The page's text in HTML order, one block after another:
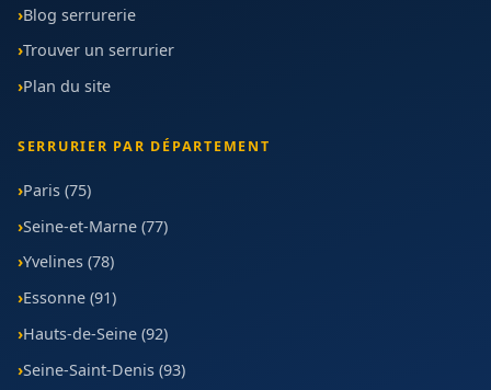
Blog serrurerie
Trouver un serrurier
Plan du site
SERRURIER PAR DÉPARTEMENT
Paris (75)
Seine-et-Marne (77)
Yvelines (78)
Essonne (91)
Hauts-de-Seine (92)
Seine-Saint-Denis (93)